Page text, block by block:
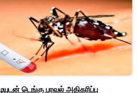
டெங்கு பரவல் அதிகரிப்பு